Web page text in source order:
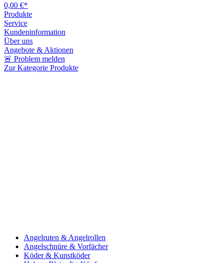
0,00 €*
Produkte
Service
Kundeninformation
Über uns
Angebote & Aktionen
🚨 Problem melden
Zur Kategorie Produkte
Angelruten & Angelrollen
Angelschnüre & Vorfächer
Köder & Kunstköder